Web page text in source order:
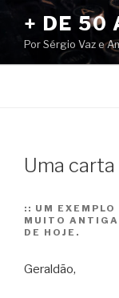
conteúdo
+ DE 50
Por Sérgio Vaz e
Uma carta
:: UM
MUITO
DE HOJE.
Geraldão,